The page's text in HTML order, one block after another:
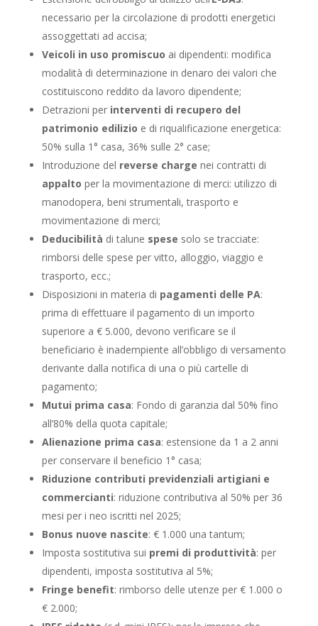
necessario per la circolazione di prodotti energetici
assoggettati ad accisa;
Veicoli in uso promiscuo ai dipendenti: modifica
modalità di determinazione in denaro dei valori che
costituiscono reddito da lavoro dipendente;
Detrazioni per interventi di recupero del
patrimonio edilizio e di riqualificazione energetica:
50% sulla 1° casa, 36% sulle 2° case;
Introduzione del reverse charge nei contratti di
appalto per la movimentazione di merci: utilizzo di
manodopera, beni strumentali, trasporto e
movimentazione di merci;
Deducibilità di talune spese solo se tracciate:
rimborsi delle spese per vitto, alloggio, viaggio e
trasporto, ecc.;
Disposizioni in materia di pagamenti delle PA:
prima di effettuare il pagamento di un importo
superiore a € 5.000, devono verificare se il
beneficiario è inadempiente all’obbligo di versamento
derivante dalla notifica di una o più cartelle di
pagamento;
Mutui prima casa: Fondo di garanzia dal 50% fino
all’80% della quota capitale;
Alienazione prima casa: estensione da 1 a 2 anni
per conservare il beneficio 1° casa;
Riduzione contributi previdenziali artigiani e
commercianti: riduzione contributiva al 50% per 36
mesi per i neo iscritti nel 2025;
Bonus nuove nascite: € 1.000 una tantum;
Imposta sostitutiva sui premi di produttività: per
dipendenti, imposta sostitutiva al 5%;
Fringe benefit: rimborso delle utenze per € 1.000 o
€ 2.000;